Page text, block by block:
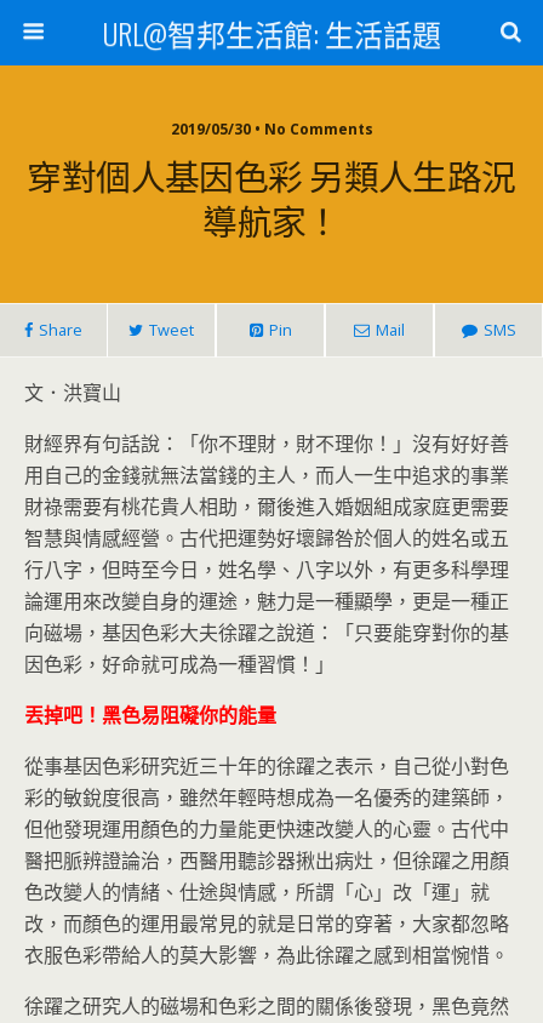
URL@智邦生活館: 生活話題
2019/05/30 • No Comments
穿對個人基因色彩 另類人生路況
導航家！
Share Tweet Pin Mail SMS
文．洪寶山
財經界有句話說：「你不理財，財不理你！」沒有好好善
用自己的金錢就無法當錢的主人，而人一生中追求的事業
財祿需要有桃花貴人相助，爾後進入婚姻組成家庭更需要
智慧與情感經營。古代把運勢好壞歸咎於個人的姓名或五
行八字，但時至今日，姓名學、八字以外，有更多科學理
論運用來改變自身的運途，魅力是一種顯學，更是一種正
向磁場，基因色彩大夫徐躍之說道：「只要能穿對你的基
因色彩，好命就可成為一種習慣！」
丟掉吧！黑色易阻礙你的能量
從事基因色彩研究近三十年的徐躍之表示，自己從小對色
彩的敏銳度很高，雖然年輕時想成為一名優秀的建築師，
但他發現運用顏色的力量能更快速改變人的心靈。古代中
醫把脈辨證論治，西醫用聽診器揪出病灶，但徐躍之用顏
色改變人的情緒、仕途與情感，所謂「心」改「運」就
改，而顏色的運用最常見的就是日常的穿著，大家都忽略
衣服色彩帶給人的莫大影響，為此徐躍之感到相當惋惜。
徐躍之研究人的磁場和色彩之間的關係後發現，黑色竟然